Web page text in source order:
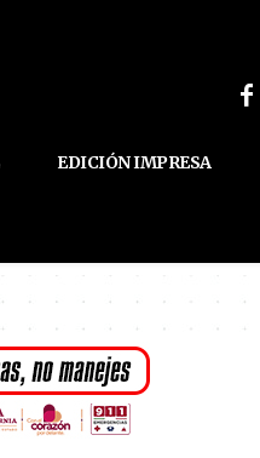
EDICIÓN IMPRESA